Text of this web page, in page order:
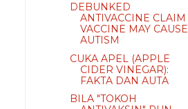
DEBUNKED
ANTIVACCINE CLAIM
VACCINE MAY CAUSE
AUTISM
CUKA APEL (APPLE
CIDER VINEGAR):
FAKTA DAN AUTA
BILA "TOKOH